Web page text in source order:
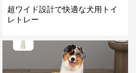
超ワイド設計で快適な犬用トイ
レトレー